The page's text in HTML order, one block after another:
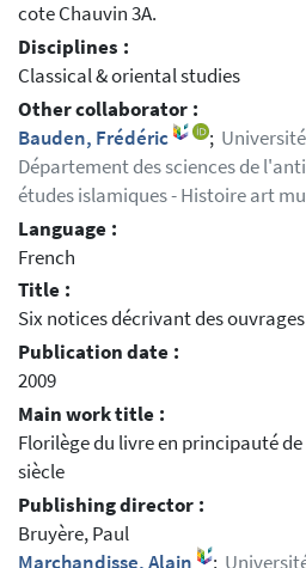
cote Chauvin 3A.
Disciplines :
Classical & oriental studies
Other collaborator :
Bauden, Frédéric
;
Département des sciences de
études islamiques - Histoire art
Language :
French
Title :
Six notices décrivant des
Publication date :
2009
Main work title :
Florilège du livre en principauté de
siècle
Publishing director :
Bruyère, Paul
Marchandisse, Alain
;